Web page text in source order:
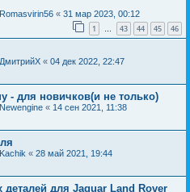
Romasvirin56 « 31 мар 2023, 00:12
1 … 43 44 45 46
ДмитрийХ « 04 дек 2022, 22:47
- для новичков(и не только)
Newengine « 14 сен 2021, 11:38
Kachik « 28 май 2021, 19:44
деталей для Jaguar Land Rover